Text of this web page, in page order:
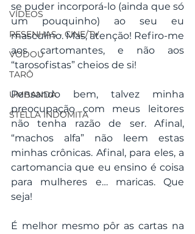
VÍDEOS
RESENHAS - CINE/TV
VODOU
TARÔ
UMBANDA
STELLA INDOMITA
se puder incorporá-lo (ainda que só
um pouquinho) ao seu eu
masculino. Mas, atenção! Refiro-me
aos cartomantes, e não aos
“tarosofistas” cheios de si!
Pensando bem, talvez minha
preocupação com meus leitores
não tenha razão de ser. Afinal,
“machos alfa” não leem estas
minhas crônicas. Afinal, para eles, a
cartomancia que eu ensino é coisa
para mulheres e… maricas. Que
seja!
É melhor mesmo pôr as cartas na